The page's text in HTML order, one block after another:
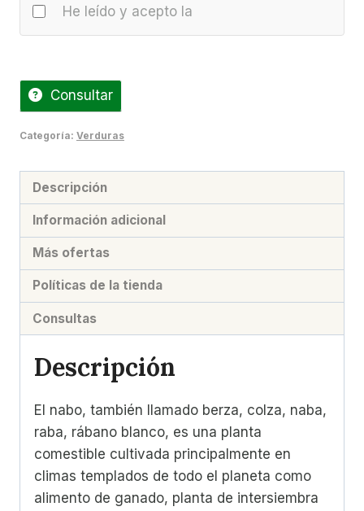
He leído y acepto la
Consultar
Categoría: Verduras
Descripción
Información adicional
Más ofertas
Políticas de la tienda
Consultas
Descripción
El nabo, también llamado berza, colza, naba,
raba, rábano blanco, es una planta
comestible cultivada principalmente en
climas templados de todo el planeta como
alimento de ganado, planta de intersiembra